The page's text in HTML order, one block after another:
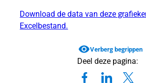
Download de data van deze
Excelbestand.
Verberg begrippen
Deel deze pagina: